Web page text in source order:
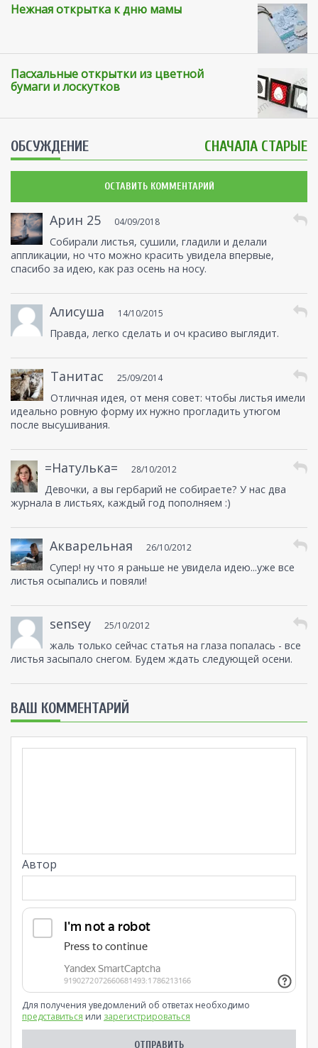
Нежная открытка к дню мамы
Пасхальные открытки из цветной
бумаги и лоскутков
ОБСУЖДЕНИЕ СНАЧАЛА СТАРЫЕ
ОСТАВИТЬ КОММЕНТАРИЙ
Арин 25 04/09/2018
Собирали листья, сушили, гладили и делали
аппликации, но что можно красить увидела впервые,
спасибо за идею, как раз осень на носу.
Алисуша 14/10/2015
Правда, легко сделать и оч красиво выглядит.
Танитас 25/09/2014
Отличная идея, от меня совет: чтобы листья имели
идеально ровную форму их нужно прогладить утюгом
после высушивания.
=Натулька= 28/10/2012
Девочки, а вы гербарий не собираете? У нас два
журнала в листьях, каждый год пополняем :)
Акварельная 26/10/2012
Супер! ну что я раньше не увидела идею...уже все
листья осыпались и повяли!
sensey 25/10/2012
жаль только сейчас статья на глаза попалась - все
листья засыпало снегом. Будем ждать следующей осени.
ВАШ КОММЕНТАРИЙ
Автор
Для получения уведомлений об ответах необходимо
представиться или зарегистрироваться